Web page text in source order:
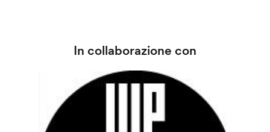
In collaborazione con